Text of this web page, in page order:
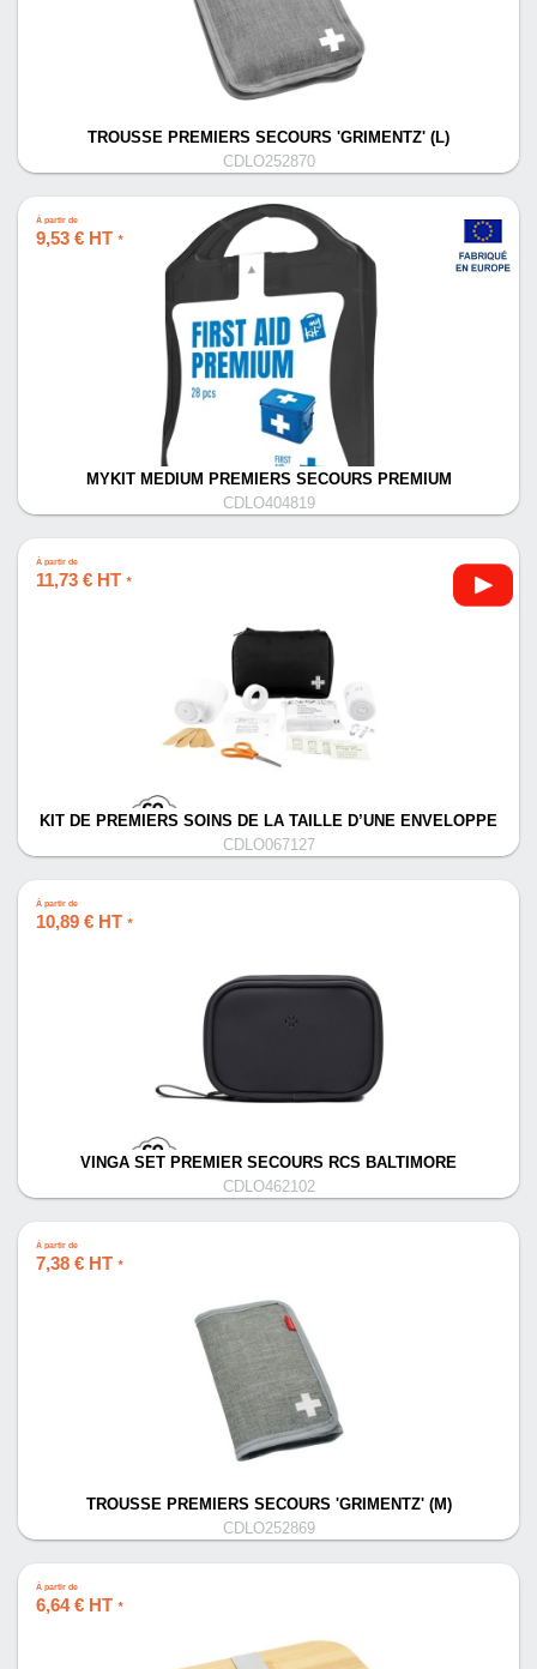
TROUSSE PREMIERS SECOURS 'GRIMENTZ' (L)
CDLO252870
À partir de
9,53 € HT *
MYKIT MEDIUM PREMIERS SECOURS PREMIUM
CDLO404819
À partir de
11,73 € HT *
KIT DE PREMIERS SOINS DE LA TAILLE D’UNE ENVELOPPE
CDLO067127
À partir de
10,89 € HT *
VINGA SET PREMIER SECOURS RCS BALTIMORE
CDLO462102
À partir de
7,38 € HT *
TROUSSE PREMIERS SECOURS 'GRIMENTZ' (M)
CDLO252869
À partir de
6,64 € HT *